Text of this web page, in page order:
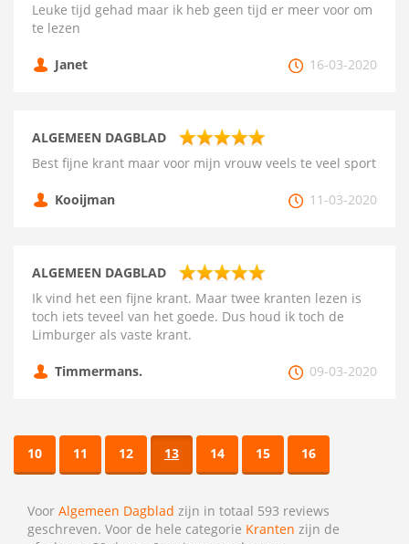
Leuke tijd gehad maar ik heb geen tijd er meer voor om
te lezen
Janet 16-03-2020
ALGEMEEN DAGBLAD
Best fijne krant maar voor mijn vrouw veels te veel sport
Kooijman 11-03-2020
ALGEMEEN DAGBLAD
Ik vind het een fijne krant. Maar twee kranten lezen is
toch iets teveel van het goede. Dus houd ik toch de
Limburger als vaste krant.
Timmermans. 09-03-2020
10 11 12 13 14 15 16
Voor Algemeen Dagblad zijn in totaal 593 reviews
geschreven. Voor de hele categorie Kranten zijn de